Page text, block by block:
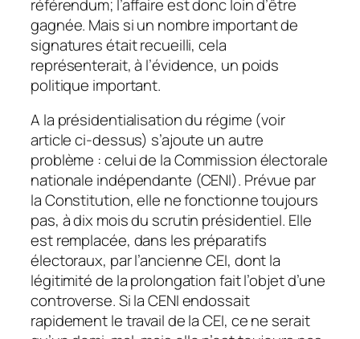
référendum; l’affaire est donc loin d’être
gagnée. Mais si un nombre important de
signatures était recueilli, cela
représenterait, à l’évidence, un poids
politique important.
A la présidentialisation du régime (voir
article ci-dessus) s’ajoute un autre
problème : celui de la Commission électorale
nationale indépendante (CENI). Prévue par
la Constitution, elle ne fonctionne toujours
pas, à dix mois du scrutin présidentiel. Elle
est remplacée, dans les préparatifs
électoraux, par l’ancienne CEI, dont la
légitimité de la prolongation fait l’objet d’une
controverse. Si la CENI endossait
rapidement le travail de la CEI, ce ne serait